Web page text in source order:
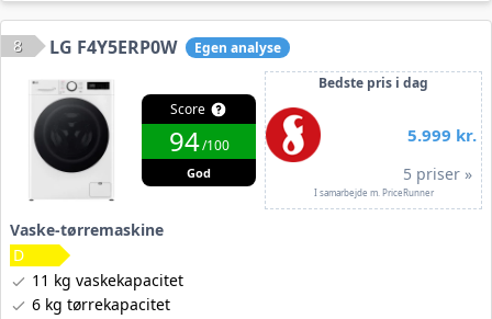
8 LG F4Y5ERP0W Egen analyse
Score
94/100
God
Bedste pris i dag
5.999 kr.
5 priser »
I samarbejde m. PriceRunner
Vaske-tørremaskine
11 kg vaskekapacitet
6 kg tørrekapacitet